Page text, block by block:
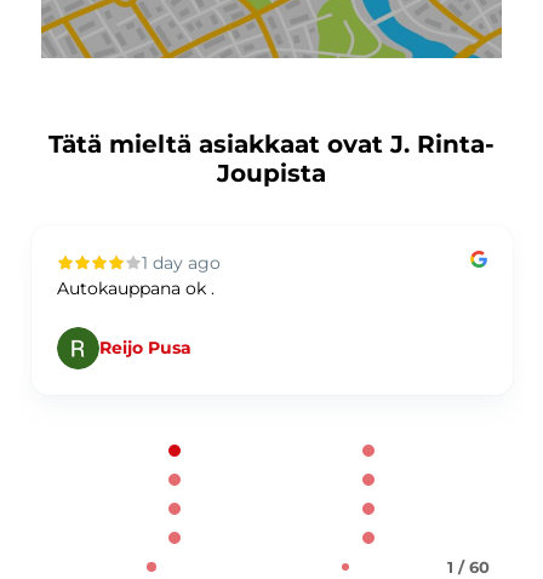
Tätä mieltä asiakkaat ovat J. Rinta-
Joupista
1 day ago
Autokauppana ok .
Reijo Pusa
1 / 60